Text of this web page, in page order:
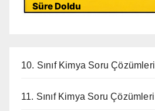
Süre Doldu
10. Sınıf Kimya Soru Çözümleri
11. Sınıf Kimya Soru Çözümleri